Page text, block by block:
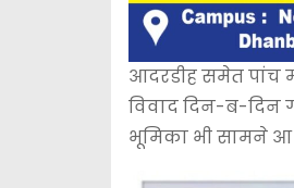
आदरडीह समेत पांच
विवाद दिन-ब-दिन
भूमिका भी सामने आ